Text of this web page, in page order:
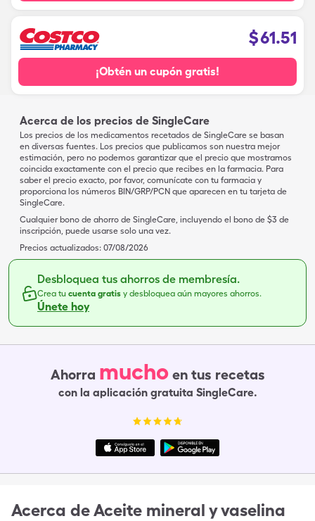
$61.51
¡Obtén un cupón gratis!
Acerca de los precios de SingleCare
Los precios de los medicamentos recetados de SingleCare se basan
en diversas fuentes. Los precios que publicamos son nuestra mejor
estimación, pero no podemos garantizar que el precio que mostramos
coincida exactamente con el precio que recibes en la farmacia. Para
saber el precio exacto, por favor, comunícate con tu farmacia y
proporciona los números BIN/GRP/PCN que aparecen en tu tarjeta de
SingleCare.
Cualquier bono de ahorro de SingleCare, incluyendo el bono de $3 de
inscripción, puede usarse solo una vez.
Precios actualizados: 07/08/2026
Desbloquea tus ahorros de membresía.
Crea tu cuenta gratis y desbloquea aún mayores ahorros.
Únete hoy
Ahorra mucho en tus recetas
con la aplicación gratuita SingleCare.
Acerca deAceite mineral y vaselina